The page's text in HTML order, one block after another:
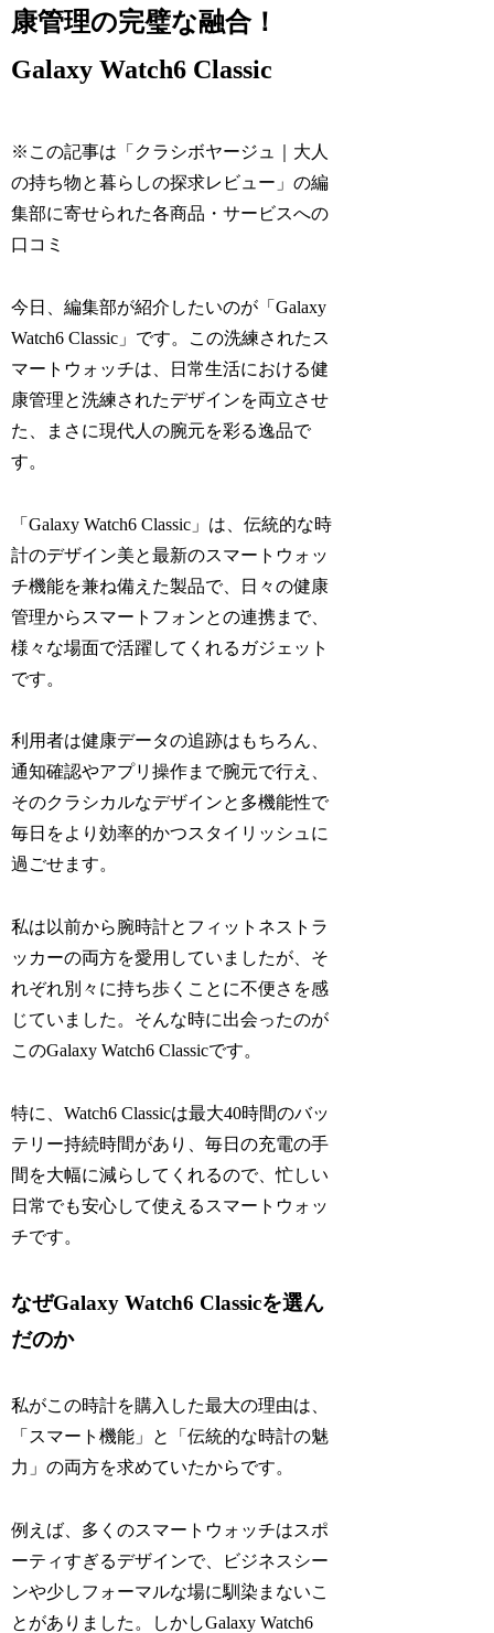
康管理の完璧な融合！
Galaxy Watch6 Classic
※この記事は「クラシボヤージュ｜大人
の持ち物と暮らしの探求レビュー」の編
集部に寄せられた各商品・サービスへの
口コミ
今日、編集部が紹介したいのが「Galaxy
Watch6 Classic」です。この洗練されたス
マートウォッチは、日常生活における健
康管理と洗練されたデザインを両立させ
た、まさに現代人の腕元を彩る逸品で
す。
「Galaxy Watch6 Classic」は、伝統的な時
計のデザイン美と最新のスマートウォッ
チ機能を兼ね備えた製品で、日々の健康
管理からスマートフォンとの連携まで、
様々な場面で活躍してくれるガジェット
です。
利用者は健康データの追跡はもちろん、
通知確認やアプリ操作まで腕元で行え、
そのクラシカルなデザインと多機能性で
毎日をより効率的かつスタイリッシュに
過ごせます。
私は以前から腕時計とフィットネストラ
ッカーの両方を愛用していましたが、そ
れぞれ別々に持ち歩くことに不便さを感
じていました。そんな時に出会ったのが
このGalaxy Watch6 Classicです。
特に、Watch6 Classicは最大40時間のバッ
テリー持続時間があり、毎日の充電の手
間を大幅に減らしてくれるので、忙しい
日常でも安心して使えるスマートウォッ
チです。
なぜGalaxy Watch6 Classicを選ん
だのか
私がこの時計を購入した最大の理由は、
「スマート機能」と「伝統的な時計の魅
力」の両方を求めていたからです。
例えば、多くのスマートウォッチはスポ
ーティすぎるデザインで、ビジネスシー
ンや少しフォーマルな場に馴染まないこ
とがありました。しかしGalaxy Watch6